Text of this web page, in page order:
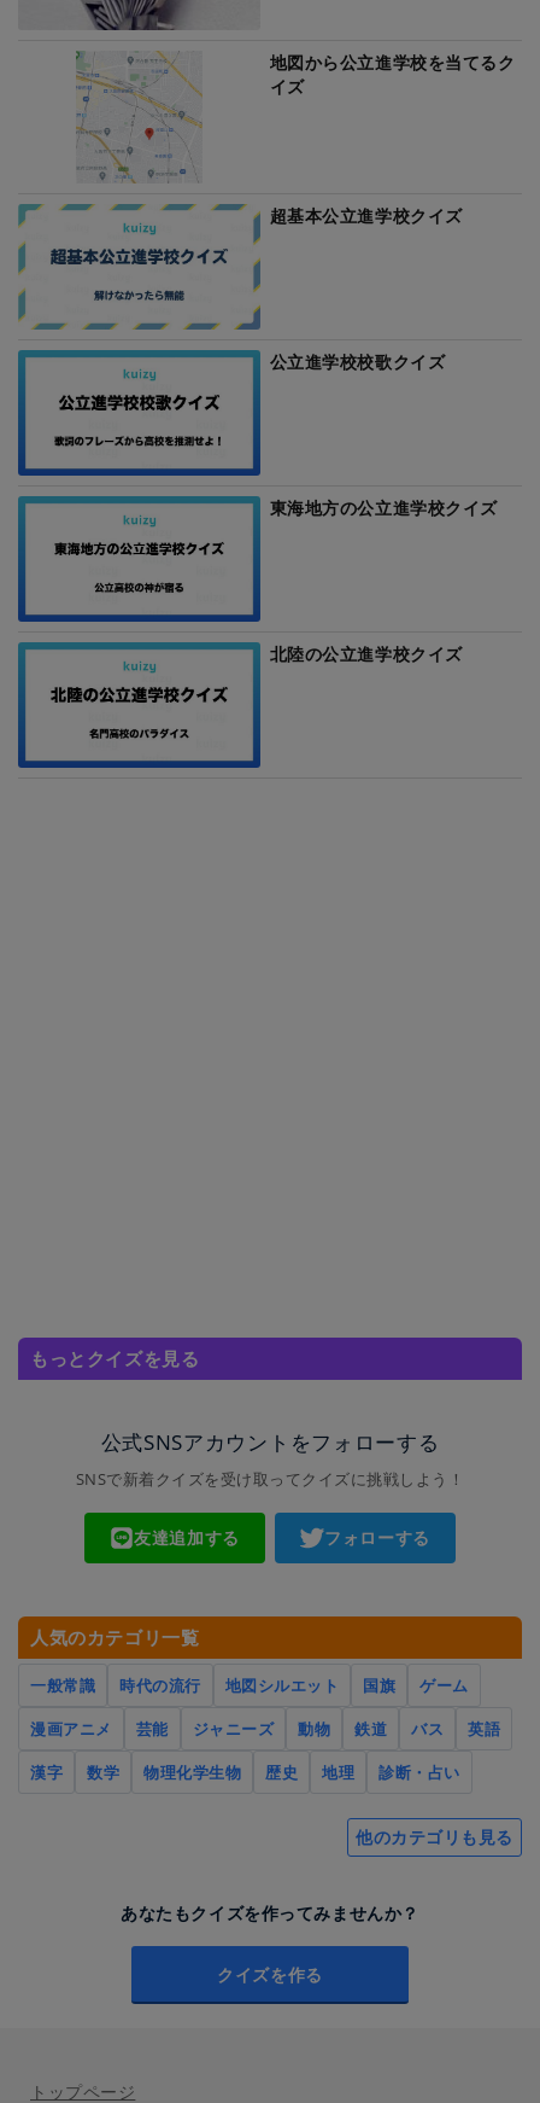
地図から公立進学校を当てるク
イズ
超基本公立進学校クイズ
公立進学校校歌クイズ
東海地方の公立進学校クイズ
北陸の公立進学校クイズ
もっとクイズを見る
公式SNSアカウントをフォローする
SNSで新着クイズを受け取ってクイズに挑戦しよう！
友達追加する フォローする
人気のカテゴリ一覧
一般常識 時代の流行 地図シルエット 国旗
ゲーム
漫画アニメ
芸能 ジャニーズ 動物 鉄道 バス
英語
漢字
数学 物理化学生物 歴史 地理 診断・占い
他のカテゴリも見る
あなたもクイズを作ってみませんか？
クイズを作る
トップページ